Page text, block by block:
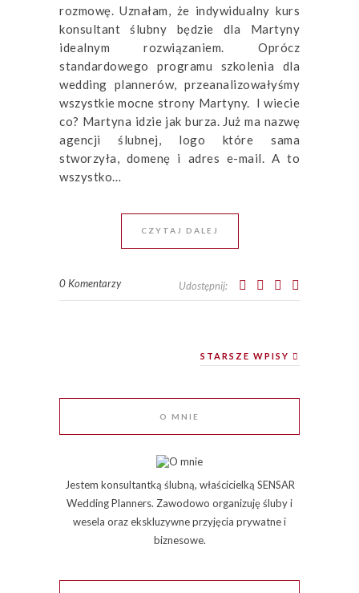
rozmowę. Uznałam, że indywidualny kurs
konsultant ślubny będzie dla Martyny
idealnym rozwiązaniem. Oprócz
standardowego programu szkolenia dla
wedding plannerów, przeanalizowałyśmy
wszystkie mocne strony Martyny. I wiecie
co? Martyna idzie jak burza. Już ma nazwę
agencji ślubnej, logo które sama
stworzyła, domenę i adres e-mail. A to
wszystko…
CZYTAJ DALEJ
0 Komentarzy Udostępnij:
STARSZE WPISY
O MNIE
Jestem konsultantką ślubną, właścicielką SENSAR
Wedding Planners. Zawodowo organizuję śluby i
wesela oraz ekskluzywne przyjęcia prywatne i
biznesowe.